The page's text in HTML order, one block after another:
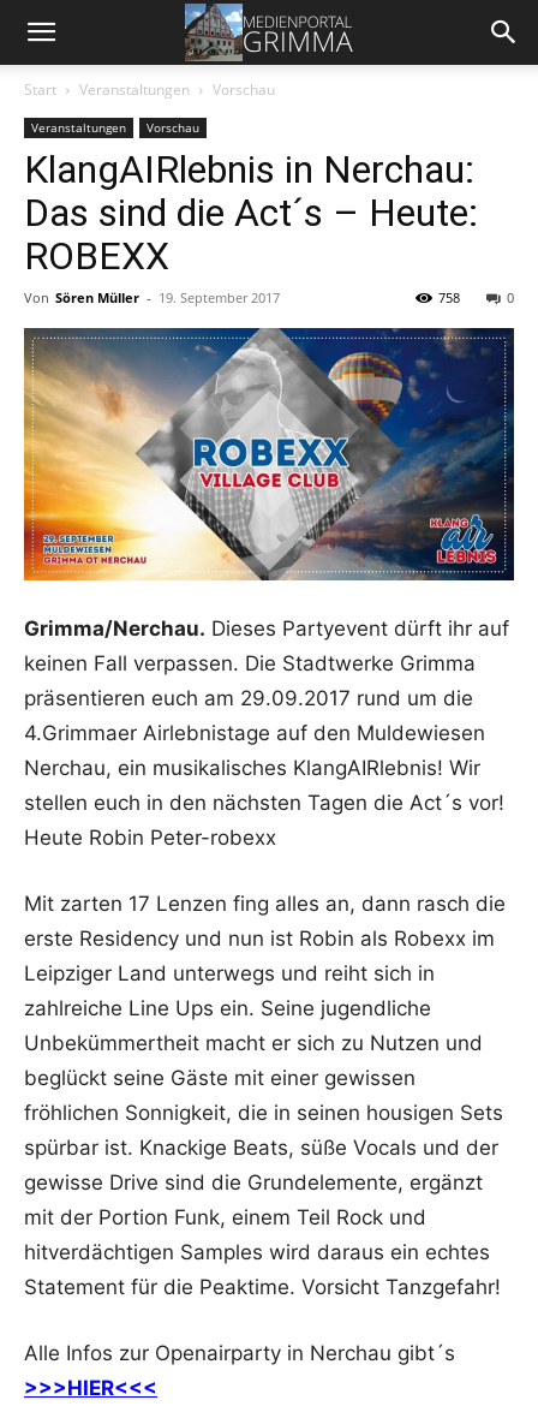
Start Veranstaltungen Vorschau
Veranstaltungen Vorschau
KlangAIRlebnis in Nerchau:
Das sind die Act´s – Heute:
ROBEXX
Von Sören Müller - 19. September 2017 0
758
Grimma/Nerchau. Dieses Partyevent dürft ihr auf
keinen Fall verpassen. Die Stadtwerke Grimma
präsentieren euch am 29.09.2017 rund um die
4.Grimmaer Airlebnistage auf den Muldewiesen
Nerchau, ein musikalisches KlangAIRlebnis! Wir
stellen euch in den nächsten Tagen die Act´s vor!
Heute Robin Peter-robexx
Mit zarten 17 Lenzen fing alles an, dann rasch die
erste Residency und nun ist Robin als Robexx im
Leipziger Land unterwegs und reiht sich in
zahlreiche Line Ups ein. Seine jugendliche
Unbekümmertheit macht er sich zu Nutzen und
beglückt seine Gäste mit einer gewissen
fröhlichen Sonnigkeit, die in seinen housigen Sets
spürbar ist. Knackige Beats, süße Vocals und der
gewisse Drive sind die Grundelemente, ergänzt
mit der Portion Funk, einem Teil Rock und
hitverdächtigen Samples wird daraus ein echtes
Statement für die Peaktime. Vorsicht Tanzgefahr!
Alle Infos zur Openairparty in Nerchau gibt´s
>>>HIER<<<